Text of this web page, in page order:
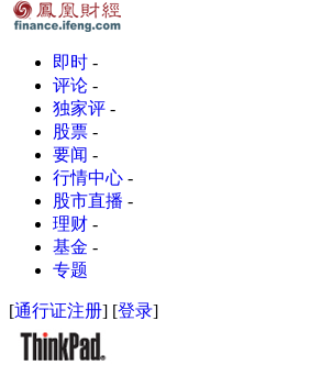
即时 -
评论 -
独家评 -
股票 -
要闻 -
行情中心 -
股市直播 -
理财 -
基金 -
专题
[通行证注册] [登录]